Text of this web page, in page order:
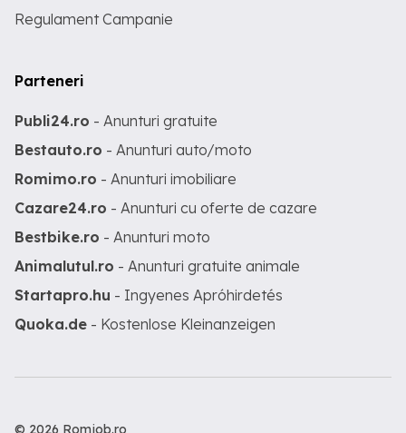
Regulament Campanie
Parteneri
Publi24.ro - Anunturi gratuite
Bestauto.ro - Anunturi auto/moto
Romimo.ro - Anunturi imobiliare
Cazare24.ro - Anunturi cu oferte de cazare
Bestbike.ro - Anunturi moto
Animalutul.ro - Anunturi gratuite animale
Startapro.hu - Ingyenes Apróhirdetés
Quoka.de - Kostenlose Kleinanzeigen
© 2026 Romjob.ro